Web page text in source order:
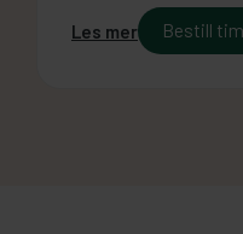
Les mer Bestill